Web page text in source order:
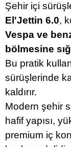
Şehir içi
El'Jettin 6.0,
Vespa ve
bölmesine
Bu pratik
sürüşlerinde
kaldırır.
Modern şehir
hafif yapısı,
premium iç